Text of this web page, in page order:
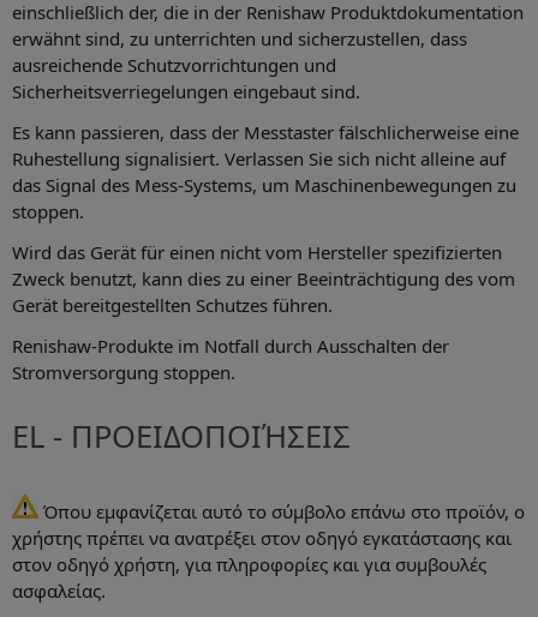
einschließlich der, die in der Renishaw Produktdokumentation
erwähnt sind, zu unterrichten und sicherzustellen, dass
ausreichende Schutzvorrichtungen und
Sicherheitsverriegelungen eingebaut sind.
Es kann passieren, dass der Messtaster fälschlicherweise eine
Ruhestellung signalisiert. Verlassen Sie sich nicht alleine auf
das Signal des Mess-Systems, um Maschinenbewegungen zu
stoppen.
Wird das Gerät für einen nicht vom Hersteller spezifizierten
Zweck benutzt, kann dies zu einer Beeinträchtigung des vom
Gerät bereitgestellten Schutzes führen.
Renishaw-Produkte im Notfall durch Ausschalten der
Stromversorgung stoppen.
EL - ΠΡΟΕΙΔΟΠΟΙΉΣΕΙΣ
Όπου εμφανίζεται αυτό το σύμβολο επάνω στο προϊόν, ο
χρήστης πρέπει να ανατρέξει στον οδηγό εγκατάστασης και
στον οδηγό χρήστη, για πληροφορίες και για συμβουλές
ασφαλείας.